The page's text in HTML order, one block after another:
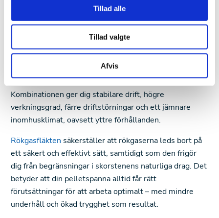
Tillad alle
Tillad valgte
Afvis
Effektivare pelletsvärme med
En pelletspanna är redan ett smart val för dig som vill
ha energieffektiv och miljövänlig uppvärmning – men
med en rökgasfläkt kan systemet lyftas till nästa nivå.
Kombinationen ger dig stabilare drift, högre
verkningsgrad, färre driftstörningar och ett jämnare
inomhusklimat, oavsett yttre förhållanden.
Rökgasfläkten säkerställer att rökgaserna leds bort på
ett säkert och effektivt sätt, samtidigt som den frigör
dig från begränsningar i skorstenens naturliga drag. Det
betyder att din pelletspanna alltid får rätt
förutsättningar för att arbeta optimalt – med mindre
underhåll och ökad trygghet som resultat.